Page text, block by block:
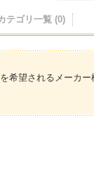
テゴリ一覧 (0)
希望されるメーカー